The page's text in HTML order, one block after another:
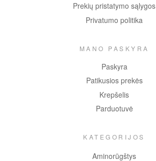
Prekių pristatymo sąlygos
Privatumo politika
MANO PASKYRA
Paskyra
Patikusios prekės
Krepšelis
Parduotuvė
KATEGORIJOS
Aminorūgštys